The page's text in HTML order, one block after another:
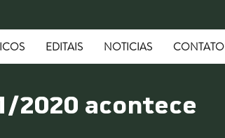
EDITAIS NOTICIAS CONTATO
2020 acontece